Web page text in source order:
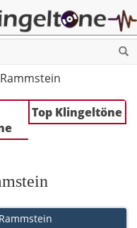
Top Klingeltöne